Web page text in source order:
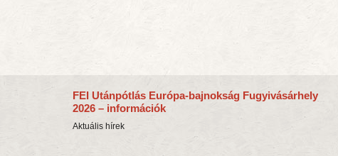
FEI Utánpótlás Európa-bajnokság Fugyivásárhely
2026 – információk
Aktuális hírek